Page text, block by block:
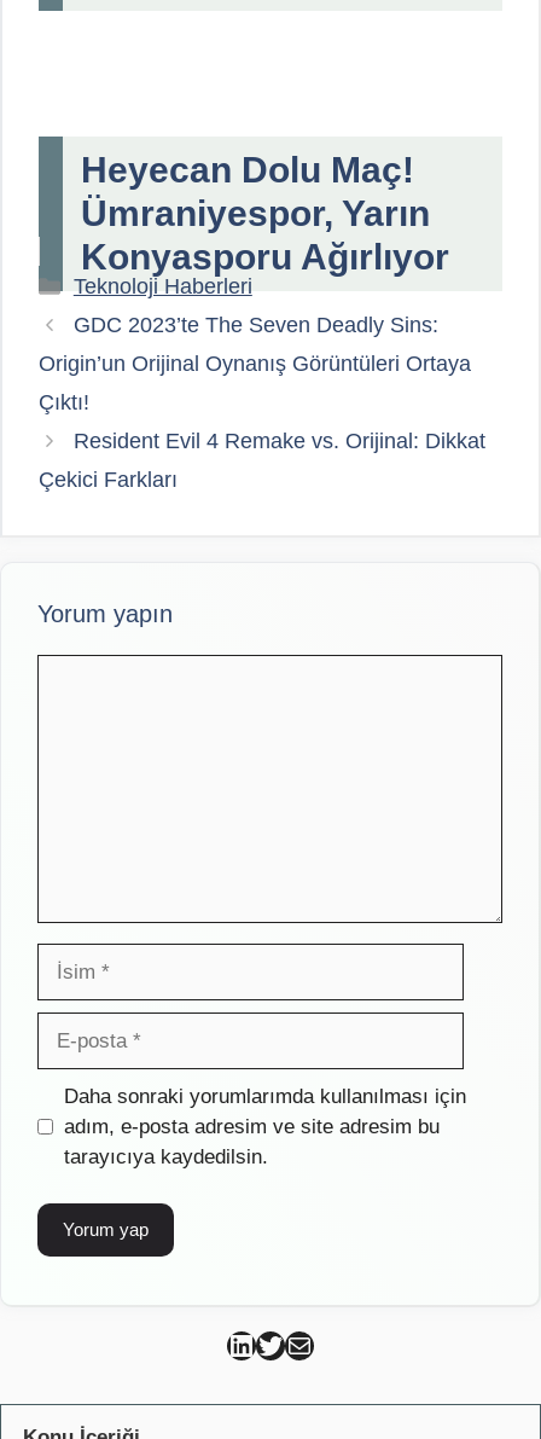
Heyecan Dolu Maç!
Ümraniyespor, Yarın
Konyasporu Ağırlıyor
Kategoriler
Teknoloji Haberleri
GDC 2023’te The Seven Deadly Sins:
Origin’un Orijinal Oynanış Görüntüleri Ortaya
Çıktı!
Resident Evil 4 Remake vs. Orijinal: Dikkat
Çekici Farkları
Yorum yapın
İsim
posta
İnternet
sitesi
Daha sonraki yorumlarımda kullanılması için
adım, e-posta adresim ve site adresim bu
tarayıcıya kaydedilsin.
Can Kütahya Linkedin
Can Kütahya Twitter
Can Kütahya Mail